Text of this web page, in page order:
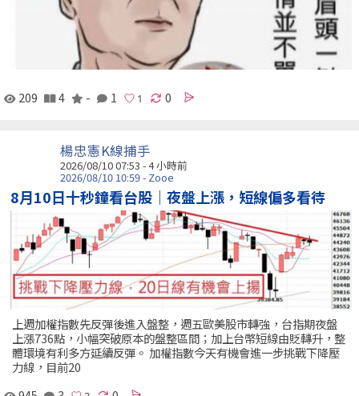
209 4 - 1 0
楊忠憲K線捕手
2026/08/10 07:53 -4 小時前
2026/08/10 10:59 - Zooe
8月10日十秒鐘看台股｜夜盤上漲，短線偏多看待
上週加權指數先反彈後進入盤整，週五歐美股市轉強，台指期夜盤
上漲736點，小幅突破原本的盤整區間；加上台幣短線由貶轉升，整
體環境有利多方延續反彈。 加權指數今天有機會進一步挑戰下降壓
力線，目前20